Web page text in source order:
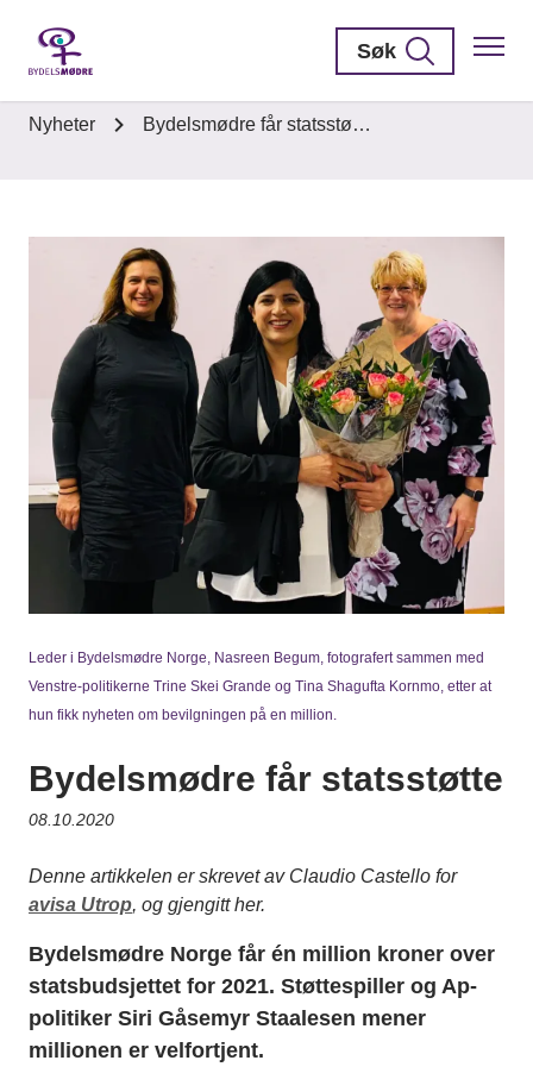
Søk
Nyheter Bydelsmødre får statsstø…
Leder i Bydelsmødre Norge, Nasreen Begum, fotografert sammen med
Venstre-politikerne Trine Skei Grande og Tina Shagufta Kornmo, etter at
hun fikk nyheten om bevilgningen på en million.
Bydelsmødre får statsstøtte
08.10.2020
Denne artikkelen er skrevet av Claudio Castello for
avisa Utrop, og gjengitt her.
Bydelsmødre Norge får én million kroner over
statsbudsjettet for 2021. Støttespiller og Ap-
politiker Siri Gåsemyr Staalesen mener
millionen er velfortjent.